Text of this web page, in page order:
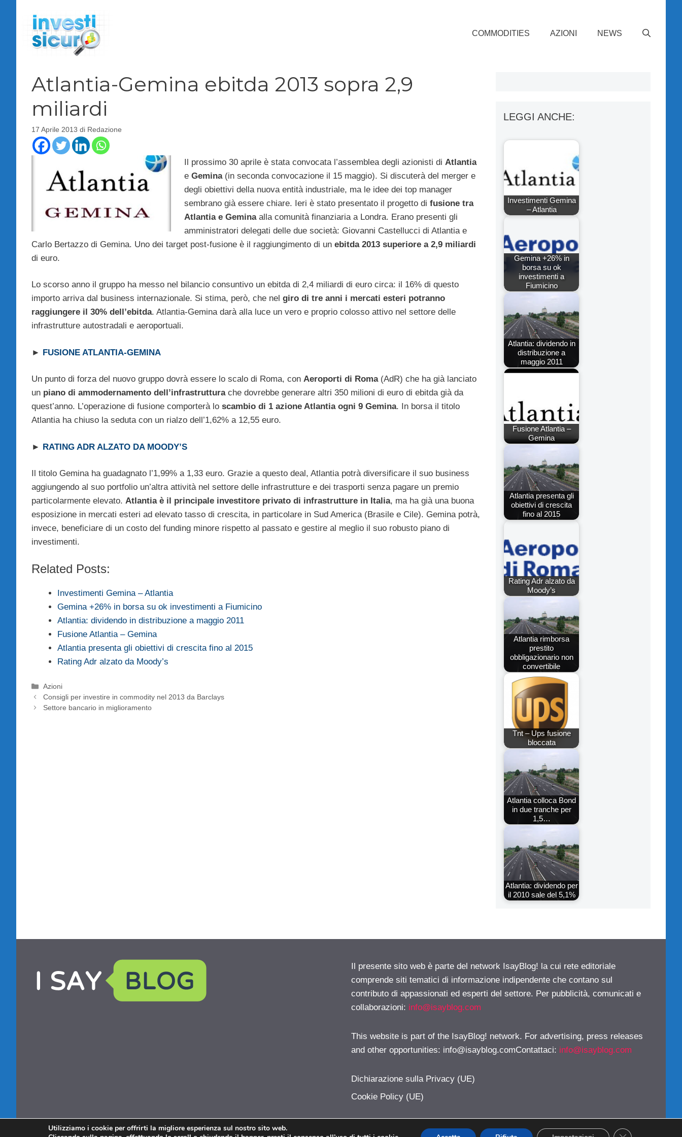
contenuto
COMMODITIES AZIONI NEWS
Atlantia-Gemina ebitda 2013 sopra 2,9
miliardi
17 Aprile 2013 di Redazione
Il prossimo 30 aprile è stata convocata l’assemblea degli azionisti di Atlantia
e Gemina(in seconda convocazione il 15 maggio). Si discuterà del merger e
degli obiettivi della nuova entità industriale, ma le idee dei top manager
sembrano già essere chiare. Ieri è stato presentato il progetto di fusione tra
Atlantia e Gemina alla comunità finanziaria a Londra. Erano presenti gli
amministratori delegati delle due società: Giovanni Castellucci di Atlantia e
Carlo Bertazzo di Gemina. Uno dei target post-fusione è il raggiungimento di un ebitda 2013 superiore a 2,9 miliardi
di euro.
Lo scorso anno il gruppo ha messo nel bilancio consuntivo un ebitda di 2,4 miliardi di euro circa: il 16% di questo
importo arriva dal business internazionale. Si stima, però, che nel giro di tre anni i mercati esteri potranno
raggiungere il 30% dell’ebitda. Atlantia-Gemina darà alla luce un vero e proprio colosso attivo nel settore delle
infrastrutture autostradali e aeroportuali.
► FUSIONE ATLANTIA-GEMINA
Un punto di forza del nuovo gruppo dovrà essere lo scalo di Roma, con Aeroporti di Roma (AdR) che ha già lanciato
un piano di ammodernamento dell’infrastruttura che dovrebbe generare altri 350 milioni di euro di ebitda già da
quest’anno. L’operazione di fusione comporterà lo scambio di 1 azione Atlantia ogni 9 Gemina. In borsa il titolo
Atlantia ha chiuso la seduta con un rialzo dell’1,62% a 12,55 euro.
► RATING ADR ALZATO DA MOODY’S
Il titolo Gemina ha guadagnato l’1,99% a 1,33 euro. Grazie a questo deal, Atlantia potrà diversificare il suo business
aggiungendo al suo portfolio un’altra attività nel settore delle infrastrutture e dei trasporti senza pagare un premio
particolarmente elevato. Atlantia è il principale investitore privato di infrastrutture in Italia, ma ha già una buona
esposizione in mercati esteri ad elevato tasso di crescita, in particolare in Sud America (Brasile e Cile). Gemina potrà,
invece, beneficiare di un costo del funding minore rispetto al passato e gestire al meglio il suo robusto piano di
investimenti.
Related Posts:
Investimenti Gemina – Atlantia
Gemina +26% in borsa su ok investimenti a Fiumicino
Atlantia: dividendo in distribuzione a maggio 2011
Fusione Atlantia – Gemina
Atlantia presenta gli obiettivi di crescita fino al 2015
Rating Adr alzato da Moody’s
Categorie
Azioni
Consigli per investire in commodity nel 2013 da Barclays
Settore bancario in miglioramento
LEGGI ANCHE:
Investimenti Gemina
– Atlantia
Gemina +26% in
borsa su ok
investimenti a
Fiumicino
Atlantia: dividendo in
distribuzione a
maggio 2011
Fusione Atlantia –
Gemina
Atlantia presenta gli
obiettivi di crescita
fino al 2015
Rating Adr alzato da
Moody’s
Atlantia rimborsa
prestito
obbligazionario non
convertibile
Tnt – Ups fusione
bloccata
Atlantia colloca Bond
in due tranche per
1,5…
Atlantia: dividendo per
il 2010 sale del 5,1%
Il presente sito web è parte del network IsayBlog! la cui rete editoriale
comprende siti tematici di informazione indipendente che contano sul
contributo di appassionati ed esperti del settore. Per pubblicità, comunicati e
collaborazioni: info@isayblog.com
This website is part of the IsayBlog! network. For advertising, press releases
and other opportunities: info@isayblog.comContattaci: info@isayblog.com
Dichiarazione sulla Privacy (UE)
Cookie Policy (UE)
Utilizziamo i cookie per offrirti la migliore esperienza sul nostro sito web.
CLOSE GDPR